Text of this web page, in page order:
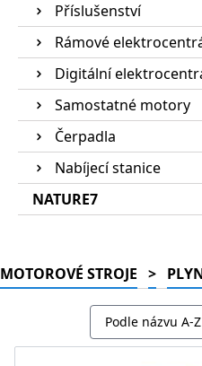
Příslušenství
Rámové
Digitální
Samostatné motory
Čerpadla
Nabíjecí stanice
NATURE7
MOTOROVÉ STROJE >